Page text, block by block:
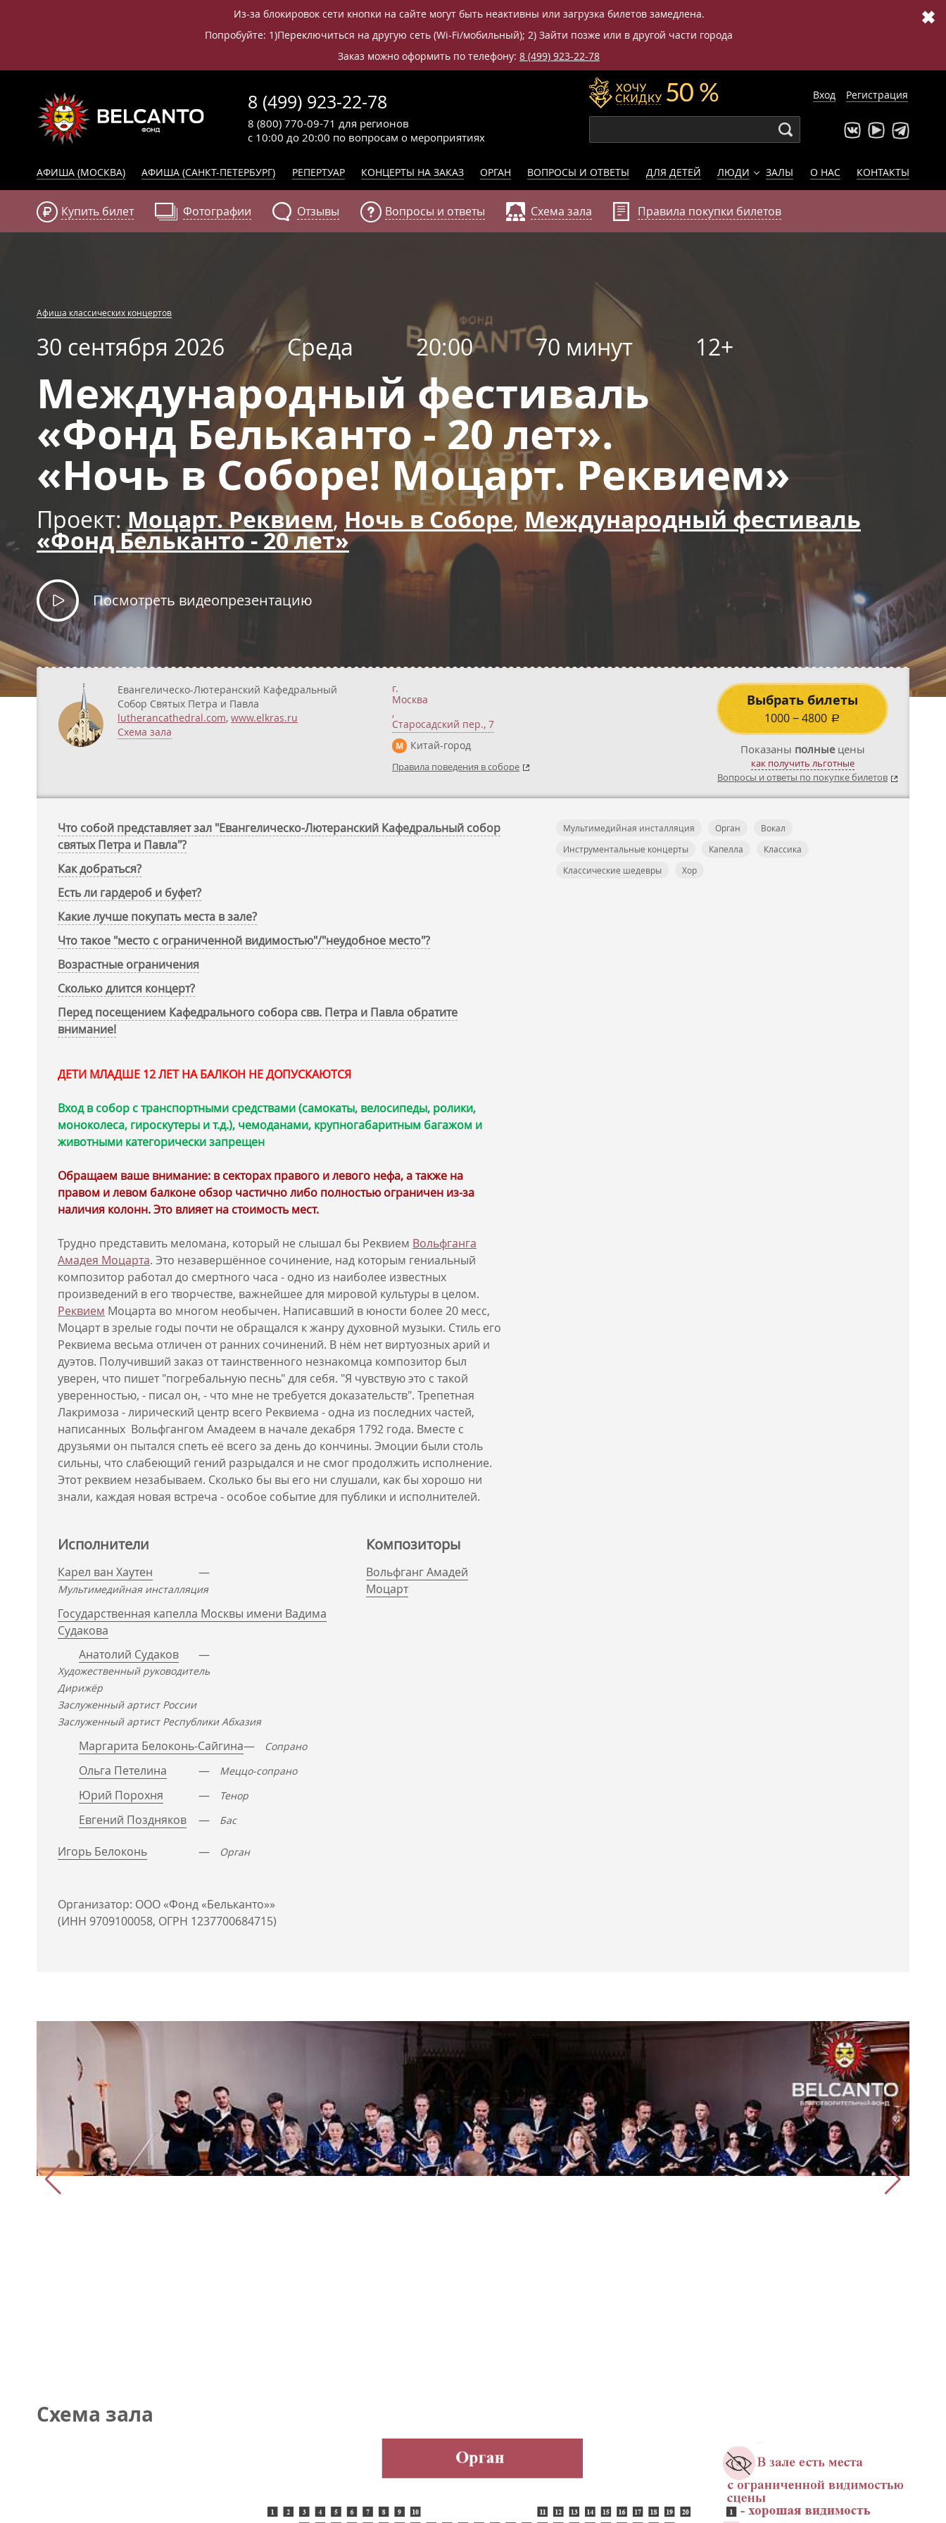
Из-за блокировок сети кнопки на сайте могут быть неактивны или загрузка билетов замедлена.
Попробуйте: 1)Переключиться на другую сеть (Wi-Fi/мобильный); 2) Зайти позже или в другой части города
Заказ можно оформить по телефону: 8 (499) 923-22-78
✖
8 (499) 923-22-78
с 10:00 до 20:00 по вопросам о мероприятиях
8 (800) 770-09-71 для регионов
Вход Регистрация
АФИША (МОСКВА) АФИША (САНКТ-ПЕТЕРБУРГ) РЕПЕРТУАР КОНЦЕРТЫ НА ЗАКАЗ ОРГАН ВОПРОСЫ И ОТВЕТЫ ДЛЯ ДЕТЕЙ ЛЮДИ ЗАЛЫ О НАС КОНТАКТЫ
Купить билет Фотографии Отзывы Вопросы и ответы Схема зала Правила покупки билетов
Афиша классических концертов
30 сентября 2026 Среда 20:00 70 минут 12+
Международный фестиваль
«Фонд Бельканто - 20 лет».
«Ночь в Соборе! Моцарт. Реквием»
Проект:Моцарт. Реквием, Ночь в Соборе, Международный фестиваль
«Фонд Бельканто - 20 лет»
Посмотреть видеопрезентацию
Евангелическо-Лютеранский Кафедральный
Собор Святых Петра и Павла
lutherancathedral.com, www.elkras.ru
Схема зала
г.
Москва
,
Старосадский пер., 7
М Китай-город
Правила поведения в соборе
Выбрать билеты
1000−4800 a
Показаны полныецены
как получить льготные
Вопросы и ответы по покупке билетов
Что собой представляет зал "Евангелическо-Лютеранский Кафедральный собор
святых Петра и Павла"?
Как добраться?
Есть ли гардероб и буфет?
Какие лучше покупать места в зале?
Что такое "место с ограниченной видимостью"/"неудобное место"?
Возрастные ограничения
Сколько длится концерт?
Перед посещением Кафедрального собора свв. Петра и Павла обратите
внимание!
ДЕТИ МЛАДШЕ 12 ЛЕТ НА БАЛКОН НЕ ДОПУСКАЮТСЯ
Вход в собор с транспортными средствами (самокаты, велосипеды, ролики,
моноколеса, гироскутеры и т.д.), чемоданами, крупногабаритным багажом и
животными категорически запрещен
Обращаем ваше внимание: в секторах правого и левого нефа, а также на
правом и левом балконе обзор частично либо полностью ограничен из‑за
наличия колонн. Это влияет на стоимость мест.
Трудно представить меломана, который не слышал бы Реквием Вольфганга
Амадея Моцарта. Это незавершённое сочинение, над которым гениальный
композитор работал до смертного часа - одно из наиболее известных
произведений в его творчестве, важнейшее для мировой культуры в целом.
Реквием Моцарта во многом необычен. Написавший в юности более 20 месс,
Моцарт в зрелые годы почти не обращался к жанру духовной музыки. Стиль его
Реквиема весьма отличен от ранних сочинений. В нём нет виртуозных арий и
дуэтов. Получивший заказ от таинственного незнакомца композитор был
уверен, что пишет "погребальную песнь" для себя. "Я чувствую это с такой
уверенностью, - писал он, - что мне не требуется доказательств". Трепетная
Лакримоза - лирический центр всего Реквиема - одна из последних частей,
написанных Вольфгангом Амадеем в начале декабря 1792 года. Вместе с
друзьями он пытался спеть её всего за день до кончины. Эмоции были столь
сильны, что слабеющий гений разрыдался и не смог продолжить исполнение.
Этот реквием незабываем. Сколько бы вы его ни слушали, как бы хорошо ни
знали, каждая новая встреча - особое событие для публики и исполнителей.
Исполнители
Карел ван Хаутен —
Мультимедийная инсталляция
Государственная капелла Москвы имени Вадима
Судакова
Анатолий Судаков
—
Художественный руководитель
Дирижёр
Заслуженный артист России
Заслуженный артист Республики Абхазия
Маргарита Белоконь-Сайгина— Сопрано
Ольга Петелина — Меццо-сопрано
Юрий Порохня — Тенор
Евгений Поздняков — Бас
Игорь Белоконь — Орган
Композиторы
Вольфганг Амадей
Моцарт
Организатор: ООО «Фонд «Бельканто»»
(ИНН 9709100058, ОГРН 1237700684715)
Мультимедийная инсталляция Орган
Вокал
Инструментальные концерты
Капелла
Классика
Классические шедевры
Хор
Схема зала